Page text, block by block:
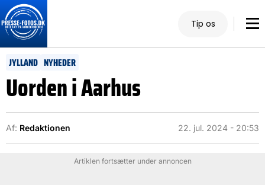
Tip os
JYLLAND NYHEDER
Uorden i Aarhus
Af: Redaktionen 22. jul. 2024 - 20:53
Artiklen fortsætter under annoncen